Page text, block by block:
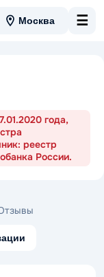
Москва ☰
года,
реестр
России.